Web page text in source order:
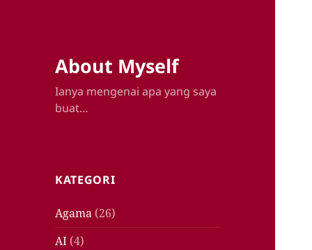
About Myself
Ianya mengenai apa yang saya
buat…
KATEGORI
Agama (26)
AI (4)